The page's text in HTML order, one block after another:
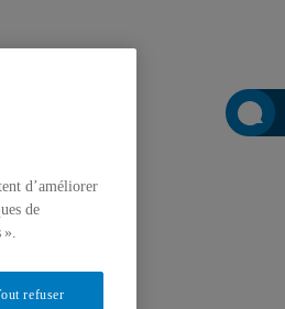
d’améliorer
de
refuser